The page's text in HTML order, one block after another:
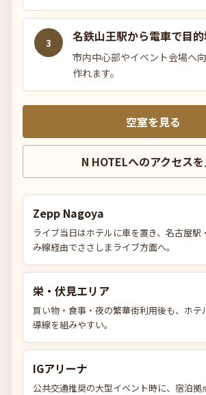
3 名鉄山王駅から電車で目
市内中心部やイベント会場へ
作れます。
空室を見る
N HOTELへのアクセス
Zepp Nagoya
ライブ当日はホテルに車を置き、名古屋駅
み線経由でささしまライブ方面へ。
栄・伏見エリア
買い物・食事・夜の繁華街利用後も、ホテ
導線を組みやすい。
IGアリーナ
公共交通推奨の大型イベント時に、宿泊拠